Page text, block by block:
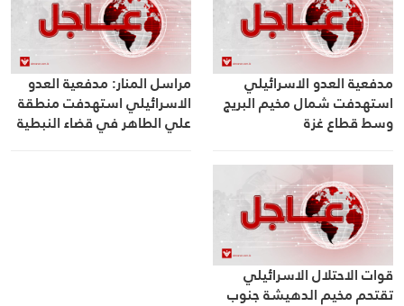
مدفعية العدو الاسرائيلي
استهدفت شمال مخيم البريج
وسط قطاع غزة
مراسل المنار: مدفعية العدو
الاسرائيلي استهدفت منطقة
علي الطاهر في قضاء النبطية
قوات الاحتلال الاسرائيلي
تقتحم مخيم الدهيشة جنوب